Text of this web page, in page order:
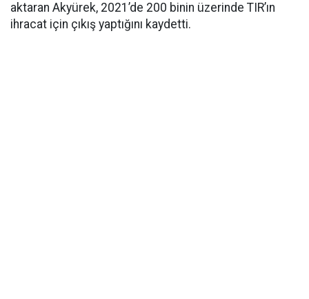
aktaran Akyürek, 2021’de 200 binin üzerinde TIR’ın
ihracat için çıkış yaptığını kaydetti.